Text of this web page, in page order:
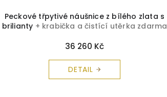
Peckové třpytivé náušnice z bílého zlata s
brilianty + krabička a čistící utěrka zdarma
36 260 Kč
DETAIL